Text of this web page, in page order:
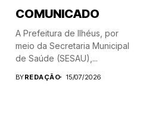
COMUNICADO
A Prefeitura de Ilhéus, por
meio da Secretaria Municipal
de Saúde (SESAU),...
BYREDAÇÃO 15/07/2026